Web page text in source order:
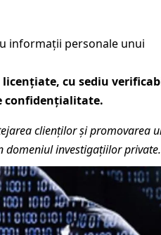
informații personale unui
cu sediu
confidențialitate.
clienților și promovarea
domeniul investigațiilor private.